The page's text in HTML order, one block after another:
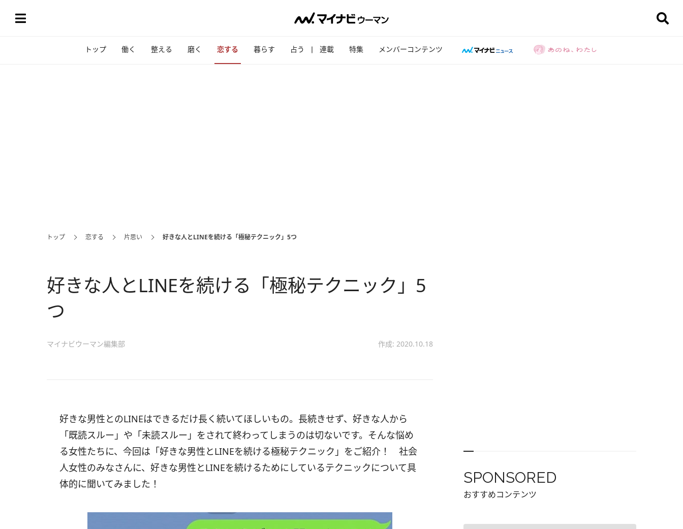
トップ 働く 整える 磨く 恋する 暮らす 占う 連載 特集 メンバーコンテンツ
トップ 恋する 片思い 好きな人とLINEを続ける「極秘テクニック」5つ
好きな人とLINEを続ける「極秘テクニック」5
つ
マイナビウーマン編集部 作成: 2020.10.18
好きな男性とのLINEはできるだけ長く続いてほしいもの。長続きせず、好きな人から
「既読スルー」や「未読スルー」をされて終わってしまうのは切ないです。そんな悩め
る女性たちに、今回は「好きな男性とLINEを続ける極秘テクニック」をご紹介！ 社会
人女性のみなさんに、好きな男性とLINEを続けるためにしているテクニックについて具
体的に聞いてみました！
SPONSORED
おすすめコンテンツ